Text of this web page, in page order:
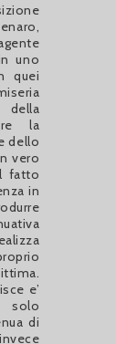
uno
quei
la
dello
vero
fatto
in
e’
solo
di